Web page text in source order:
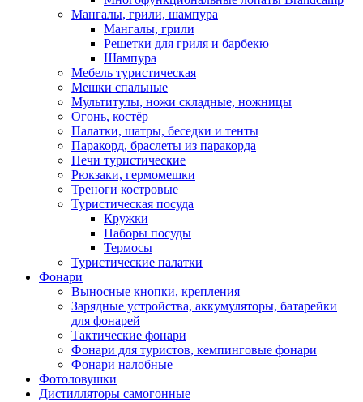
Мангалы, грили, шампура
Мангалы, грили
Решетки для гриля и барбекю
Шампура
Мебель туристическая
Мешки спальные
Мультитулы, ножи складные, ножницы
Огонь, костёр
Палатки, шатры, беседки и тенты
Паракорд, браслеты из паракорда
Печи туристические
Рюкзаки, гермомешки
Треноги костровые
Туристическая посуда
Кружки
Наборы посуды
Термосы
Туристические палатки
Фонари
Выносные кнопки, крепления
Зарядные устройства, аккумуляторы, батарейки
для фонарей
Тактические фонари
Фонари для туристов, кемпинговые фонари
Фонари налобные
Фотоловушки
Дистилляторы самогонные